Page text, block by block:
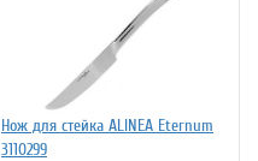
Нож для стейка ALINEA Eternum
3110299